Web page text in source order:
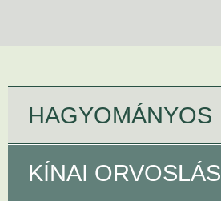
HAGYOMÁNYOS
KÍNAI ORVOSLÁS